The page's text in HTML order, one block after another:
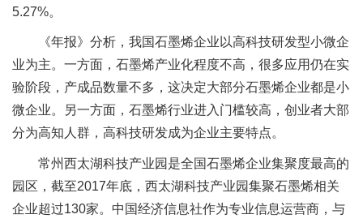
5.27%。
《年报》分析，我国石墨烯企业以高科技研发型小微企
业为主。一方面，石墨烯产业化程度不高，很多应用仍在实
验阶段，产成品数量不多，这决定大部分石墨烯企业都是小
微企业。另一方面，石墨烯行业进入门槛较高，创业者大部
分为高知人群，高科技研发成为企业主要特点。
常州西太湖科技产业园是全国石墨烯企业集聚度最高的
园区，截至2017年底，西太湖科技产业园集聚石墨烯相关
企业超过130家。中国经济信息社作为专业信息运营商，与